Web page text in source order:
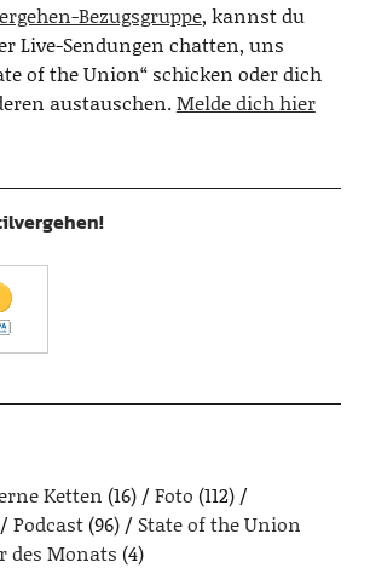
Bezugsgruppe, kannst du
Live-Sendungen chatten, uns
of the Union“ schicken oder dich
austauschen.Melde dich hier
Ketten (16) Foto (112)
Podcast(96)
State of the Union
des Monats (4)